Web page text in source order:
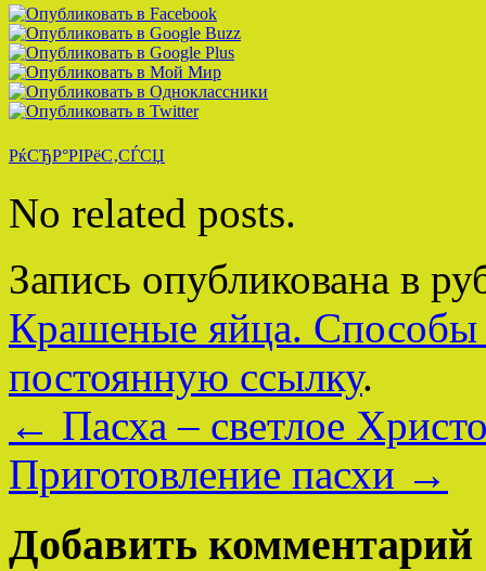
РќСЂР°РІРёС‚СЃСЏ
No related posts.
Запись опубликована в
Крашеные яйца. Способы
постоянную ссылку.
← Пасха – светлое
Приготовление пасхи →
Добавить комментарий